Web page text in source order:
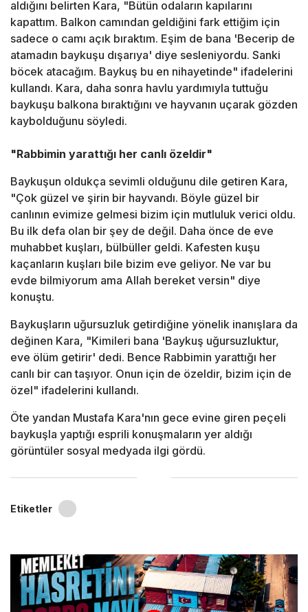
aldığını belirten Kara, "Bütün odaların kapılarını
kapattım. Balkon camından geldiğini fark ettiğim için
sadece o camı açık bıraktım. Eşim de bana 'Becerip de
atamadın baykuşu dışarıya' diye sesleniyordu. Sanki
böcek atacağım. Baykuş bu en nihayetinde" ifadelerini
kullandı. Kara, daha sonra havlu yardımıyla tuttuğu
baykuşu balkona bıraktığını ve hayvanın uçarak gözden
kaybolduğunu söyledi.
"Rabbimin yarattığı her canlı özeldir"
Baykuşun oldukça sevimli olduğunu dile getiren Kara,
"Çok güzel ve şirin bir hayvandı. Böyle güzel bir
canlının evimize gelmesi bizim için mutluluk verici oldu.
Bu ilk defa olan bir şey de değil. Daha önce de eve
muhabbet kuşları, bülbüller geldi. Kafesten kuşu
kaçanların kuşları bile bizim eve geliyor. Ne var bu
evde bilmiyorum ama Allah bereket versin" diye
konuştu.
Baykuşların uğursuzluk getirdiğine yönelik inanışlara da
değinen Kara, "Kimileri bana 'Baykuş uğursuzluktur,
eve ölüm getirir' dedi. Bence Rabbimin yarattığı her
canlı bir can taşıyor. Onun için de özeldir, bizim için de
özel" ifadelerini kullandı.
Öte yandan Mustafa Kara'nın gece evine giren peçeli
baykuşla yaptığı esprili konuşmaların yer aldığı
görüntüler sosyal medyada ilgi gördü.
Etiketler